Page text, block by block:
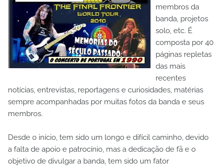
membros da
banda, projetos
solo, etc. É
composta por 40
páginas repletas
das mais
recentes
notícias, entrevistas, reportagens e curiosidades, matérias
sempre acompanhadas por muitas fotos da banda e seus
membros.
Desde o início, tem sido um longo e difícil caminho, devido
a falta de apoio e patrocínio, mas a dedicação de fã e o
objetivo de divulgar a banda, tem sido um fator